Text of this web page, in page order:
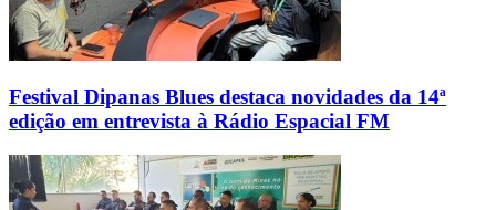
Festival Dipanas Blues destaca novidades da 14ª
edição em entrevista à Rádio Espacial FM